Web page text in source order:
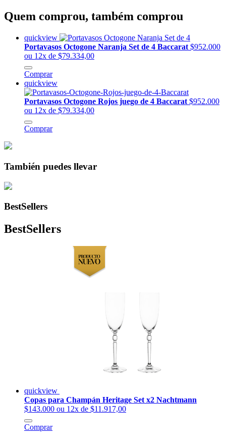
Quem comprou, também comprou
quickview
Portavasos Octogone Naranja Set de 4 Baccarat $952.000
ou 12x de $79.334,00
Comprar
quickview
Portavasos Octogone Rojos juego de 4 Baccarat $952.000
ou 12x de $79.334,00
Comprar
También puedes llevar
BestSellers
BestSellers
quickview
Copas para Champán Heritage Set x2 Nachtmann
$143.000 ou 12x de $11.917,00
Comprar